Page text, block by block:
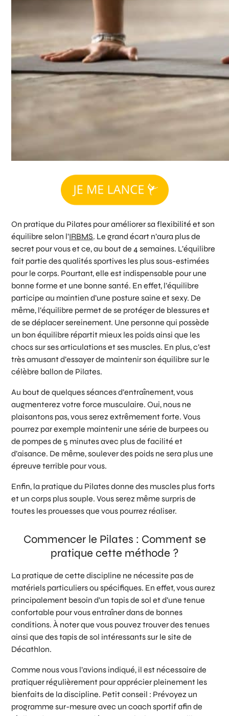
On pratique du Pilates pour améliorer sa flexibilité et son
équilibre selon l’IRBMS. Le grand écart n’aura plus de
secret pour vous et ce, au bout de 4 semaines. L’équilibre
fait partie des qualités sportives les plus sous-estimées
pour le corps. Pourtant, elle est indispensable pour une
bonne forme et une bonne santé. En effet, l’équilibre
participe au maintien d’une posture saine et sexy. De
même, l’équilibre permet de se protéger de blessures et
de se déplacer sereinement. Une personne qui possède
un bon équilibre répartit mieux les poids ainsi que les
chocs sur ses articulations et ses muscles. En plus, c’est
très amusant d’essayer de maintenir son équilibre sur le
célèbre ballon de Pilates.
Au bout de quelques séances d’entraînement, vous
augmenterez votre force musculaire. Oui, nous ne
plaisantons pas, vous serez extrêmement forte. Vous
pourrez par exemple maintenir une série de burpees ou
de pompes de 5 minutes avec plus de facilité et
d’aisance. De même, soulever des poids ne sera plus une
épreuve terrible pour vous.
Enfin, la pratique du Pilates donne des muscles plus forts
et un corps plus souple. Vous serez même surpris de
toutes les prouesses que vous pourrez réaliser.
Commencer le Pilates : Comment se
pratique cette méthode ?
La pratique de cette discipline ne nécessite pas de
matériels particuliers ou spécifiques. En effet, vous aurez
principalement besoin d’un tapis de sol et d’une tenue
confortable pour vous entraîner dans de bonnes
conditions. À noter que vous pouvez trouver des tenues
ainsi que des tapis de sol intéressants sur le site de
Décathlon.
Comme nous vous l’avions indiqué, il est nécessaire de
pratiquer régulièrement pour apprécier pleinement les
bienfaits de la discipline. Petit conseil : Prévoyez un
programme sur-mesure avec un coach sportif afin de